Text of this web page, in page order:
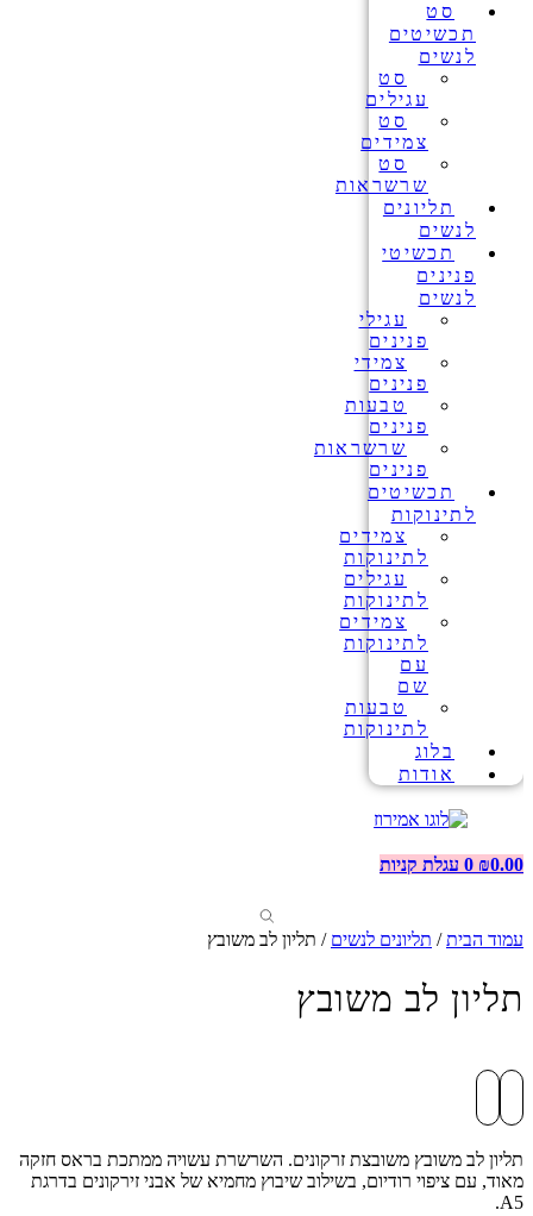
סט
תכשיטים
לנשים
סט
עגילים
סט
צמידים
סט
שרשראות
תליונים
לנשים
תכשיטי
פנינים
לנשים
עגילי
פנינים
צמידי
פנינים
טבעות
פנינים
שרשראות
פנינים
תכשיטים
לתינוקות
צמידים
לתינוקות
עגילים
לתינוקות
צמידים
לתינוקות
עם
שם
טבעות
לתינוקות
בלוג
אודות
₪0.00
0 עגלת קניות
עמוד הבית/ תליונים לנשים / תליון לב משובץ
תליון לב משובץ
תליון לב משובץ משובצת זרקונים. השרשרת עשויה ממתכת בראס חזקה
מאוד, עם ציפוי רודיום, בשילוב שיבוץ מחמיא של אבני זירקונים בדרגת
A5.